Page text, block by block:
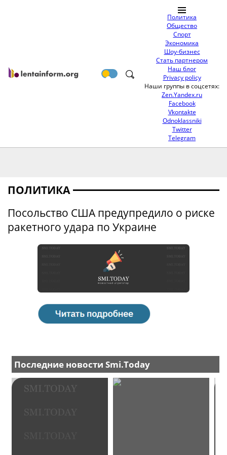
Политика
Общество
Спорт
Экономика
Шоу-бизнес
Стать партнером
Наш блог
Privacy policy
Наши группы в соцсетях:
Zen.Yandex.ru
Facebook
Vkontakte
Odnoklassniki
Twitter
Telegram
ПОЛИТИКА
Посольство США предупредило о риске
ракетного удара по Украине